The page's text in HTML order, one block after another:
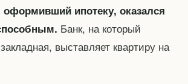
оформивший ипотеку, оказался
Банк, на который
выставляет квартиру на